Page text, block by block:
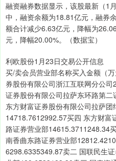
融资融券数据显示，该股最新（1
中，融资余额为18.81亿元，融券
额合计减少6.63亿元，降幅为
元，降幅20.00%。（数据宝）
利欧股份1月23日交易公开信息
买/卖会员营业部名称买入金额（
券股份有限公司浙江互联网分公
证券股份有限公司拉萨东环路第
东方财富证券股份有限公司拉萨团
14718.7612992.57买四 东方财富
路证券营业部14615.3711248.34
南香曲东路证券营业部
6298.6335349.87卖二 国联民生